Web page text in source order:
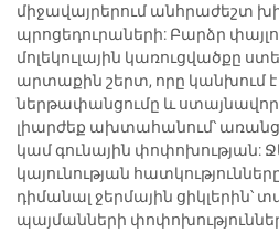
միջավայրերում անհրաժեշտ
պրոցեդուրաների: Բարձր
մոլեկուլային կառուցվածքը
արտաքին շերտ, որը կանխում է
ներթափանցումը և
լիարժեք ախտահանում՝
կամ գունային փոփոխության:
կայունության
դիմանալ ջերմային ցիկլերին՝
պայմանների